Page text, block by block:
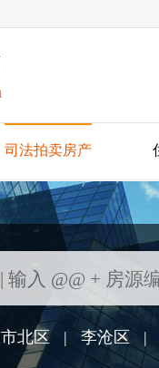
司法拍卖房产
市北区 | 李沧区 |